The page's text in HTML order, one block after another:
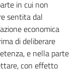
in cui non
sentita dal
economica
di deliberare
e nella parte
con effetto